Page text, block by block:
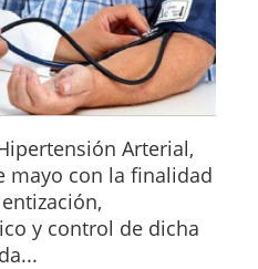
Arterial,
mayo con la finalidad
y control de dicha